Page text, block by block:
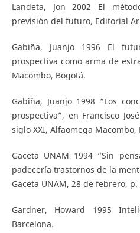
Landeta, Jon 2002 El
previsión del futuro, Editorial
Gabiña, Juanjo 1996 El
prospectiva como arma de
Macombo, Bogotá.
Gabiña, Juanjo 1998 “Los
prospectiva”, en Francisco
siglo XXI, Alfaomega Macombo,
Gaceta UNAM 1994 “Sin
padecería trastornos de la
Gaceta UNAM, 28 de febrero, p.
Gardner, Howard 1995
Barcelona.